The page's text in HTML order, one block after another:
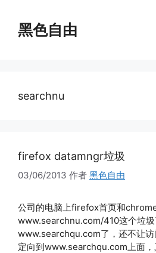
黑色自由
searchnu
firefox datamngr垃圾
03/06/2013 作者 黑色自由
公司的电脑上firefox首页和
www.searchnu.com/410这个垃
www.searchqu.com了，还不让
定向到www.searchqu.com上面，